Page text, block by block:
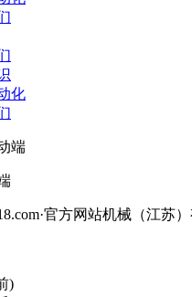
化
官方网站机械（江苏
)